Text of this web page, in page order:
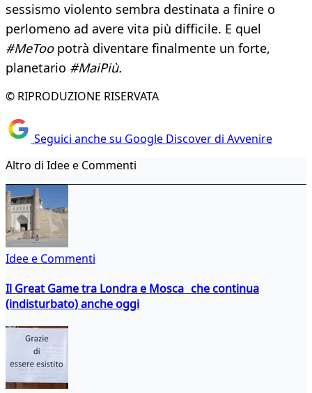
sessismo violento sembra destinata a finire o
perlomeno ad avere vita più difficile. E quel
#MeToopotrà diventare finalmente un forte,
planetario #MaiPiù.
© RIPRODUZIONE RISERVATA
Seguici anche su Google Discover di Avvenire
Altro di Idee e Commenti
Idee e Commenti
Il Great Game tra Londra e Mosca che continua
(indisturbato) anche oggi